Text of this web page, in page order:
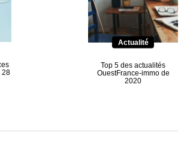
28
Actualité
Top 5 des actualités
OuestFrance-immo de
2020